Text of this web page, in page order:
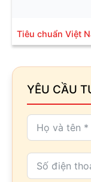
Tiêu chuẩn Việt
YÊU CẦU